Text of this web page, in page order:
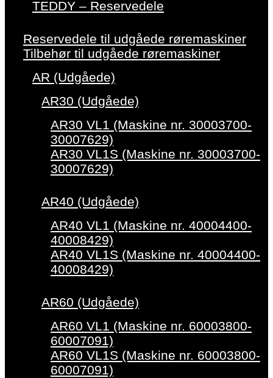
TEDDY – Reservedele
Reservedele til udgåede røremaskiner
Tilbehør til udgåede røremaskiner
AR (Udgåede)
AR30 (Udgåede)
AR30 VL1 (Maskine nr. 30003700-
30007629)
AR30 VL1S (Maskine nr. 30003700-
30007629)
AR40 (Udgåede)
AR40 VL1 (Maskine nr. 40004400-
40008429)
AR40 VL1S (Maskine nr. 40004400-
40008429)
AR60 (Udgåede)
AR60 VL1 (Maskine nr. 60003800-
60007091)
AR60 VL1S (Maskine nr. 60003800-
60007091)